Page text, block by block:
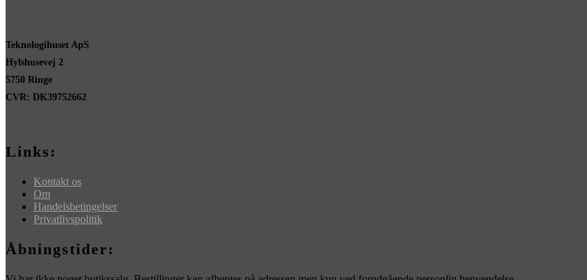
Teknologihuset ApS
Hylshusevej 2
5750 Ringe
CVR: DK39752662
Links:
Kontakt os
Om
Handelsbetingelser
Privatlivspolitik
Åbningstider: